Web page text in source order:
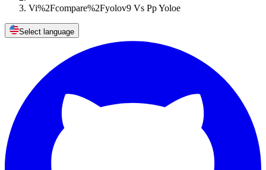
Vi%2Fcompare%2Fyolov9 Vs Pp Yoloe
Select language